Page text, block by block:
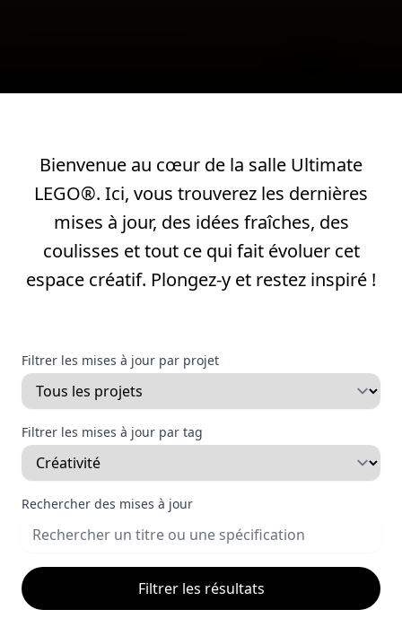
Bienvenue au cœur de la salle Ultimate
LEGO®. Ici, vous trouverez les dernières
mises à jour, des idées fraîches, des
coulisses et tout ce qui fait évoluer cet
espace créatif. Plongez-y et restez inspiré !
Filtrer les mises à jour par projet
Filtrer les mises à jour par tag
Rechercher des mises à jour
Filtrer les résultats